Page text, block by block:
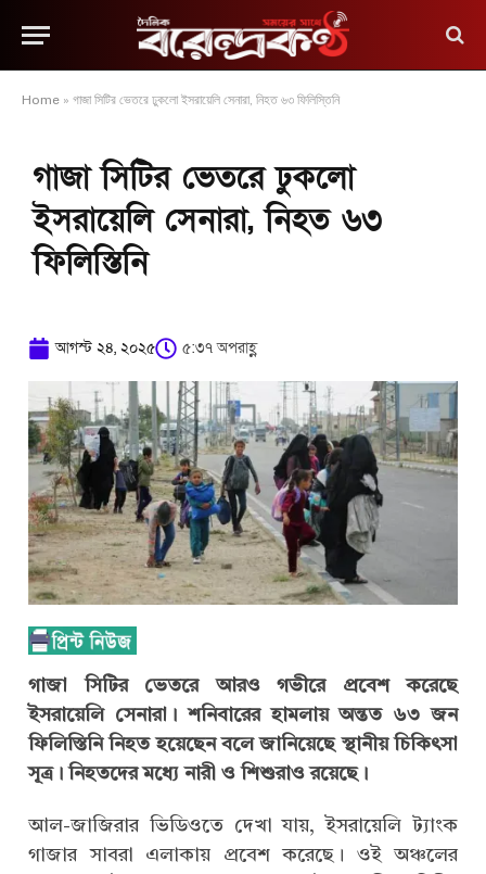
Home » গাজা সিটির ভেতরে ঢুকলো ইসরায়েলি সেনারা, নিহত ৬৩ ফিলিস্তিনি
গাজা সিটির ভেতরে ঢুকলো
ইসরায়েলি সেনারা, নিহত ৬৩
ফিলিস্তিনি
আগস্ট ২৪, ২০২৫ ৫:৩৭ অপরাহ্ণ
গাজা সিটির ভেতরে আরও গভীরে প্রবেশ করেছে
ইসরায়েলি সেনারা। শনিবারের হামলায় অন্তত ৬৩ জন
ফিলিস্তিনি নিহত হয়েছেন বলে জানিয়েছে স্থানীয় চিকিৎসা
সূত্র। নিহতদের মধ্যে নারী ও শিশুরাও রয়েছে।
আল-জাজিরার ভিডিওতে দেখা যায়, ইসরায়েলি ট্যাংক
গাজার সাবরা এলাকায় প্রবেশ করেছে। ওই অঞ্চলের